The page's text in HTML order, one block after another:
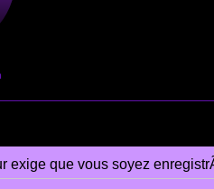
exige que vous soyez